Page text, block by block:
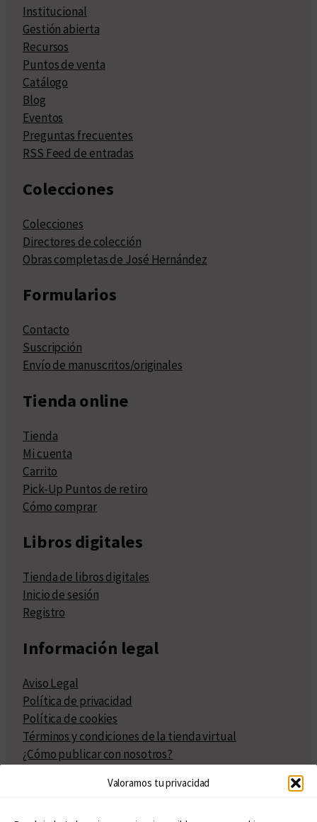
Valoramos tu privacidad
Institucional
Gestión abierta
Recursos
Puntos de venta
Catálogo
Blog
Eventos
Preguntas frecuentes
RSS Feed de entradas
Colecciones
Colecciones
Directores de colección
Obras completas de José Hernández
Formularios
Contacto
Suscripción
Envío de manuscritos/originales
Tienda online
Tienda
Mi cuenta
Carrito
Pick-Up Puntos de retiro
Cómo comprar
Libros digitales
Tienda de libros digitales
Inicio de sesión
Registro
Información legal
Aviso Legal
Política de privacidad
Política de cookies
Términos y condiciones de la tienda virtual
¿Cómo publicar con nosotros?
Políticas de publicación